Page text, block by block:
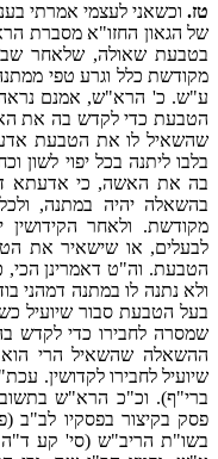
טז. וכשאני לעצמי אמרתי
של הגאון החזו"א מסברת
בטבעת שאולה, שלאחר
מקודשת כלל וגרע טפי
ע"ש. כ' הרא"ש, אמנם
הטבעת כדי לקדש בה את
שהשאיל לו את הטבעת
בלבו ליתנה בכל יפוי לשון
בה את האשה, כי אדעתא
בהשאלה יהיה במתנה,
מקודשת. ולאחר
לבעלים, או שישאיר את
הטבעת. וה"ט דאמרינן
ולא נתנה לו במתנה דמהני
בעל הטבעת סבור שיועיל
שמסרה לחבירו כדי
ההשאלה שהשאיל הרי הוא
שיועיל לחבירו לקדושין.
ברי"ף). וכ"כ הרא"ש
פסק בקיצור בפסקיו לב"ב
בשו"ת הריב"ש (סי' קע ד"ה